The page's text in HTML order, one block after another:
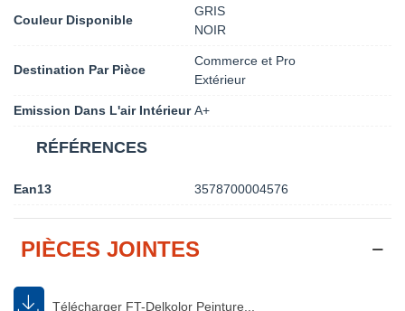
Couleur Disponible
GRIS
NOIR
Destination Par Pièce
Commerce et Pro
Extérieur
Emission Dans L'air Intérieur A+
RÉFÉRENCES
Ean13 3578700004576
PIÈCES JOINTES
Télécharger FT-Delkolor Peinture...